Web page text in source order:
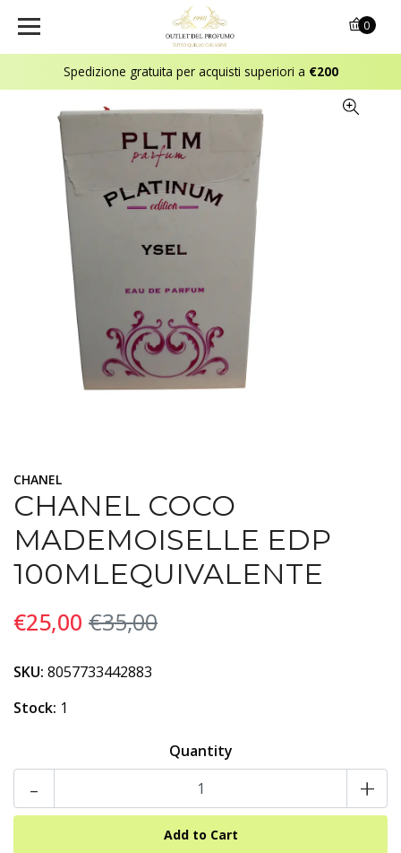
Spedizione gratuita per acquisti superiori a €200
0
CHANEL
CHANEL COCO
MADEMOISELLE EDP
100MLEQUIVALENTE
€25,00 €35,00
SKU: 8057733442883
Stock: 1
Quantity
- +